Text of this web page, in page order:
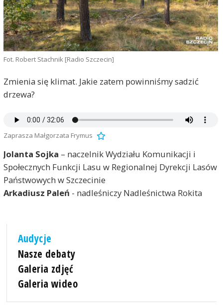
Fot. Robert Stachnik [Radio Szczecin]
Zmienia się klimat. Jakie zatem powinniśmy sadzić
drzewa?
Zaprasza Małgorzata Frymus
Jolanta Sojka – naczelnik Wydziału Komunikacji i
Społecznych Funkcji Lasu w Regionalnej Dyrekcji Lasów
Państwowych w Szczecinie
Arkadiusz Paleń - nadleśniczy Nadleśnictwa Rokita
Audycje
Nasze debaty
Galeria zdjęć
Galeria wideo